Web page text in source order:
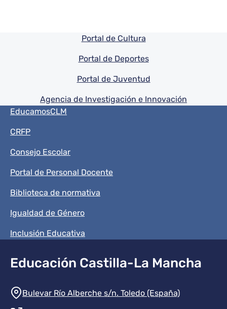
Pie de pagina información
Portal de Cultura
Portal de Deportes
Portal de Juventud
Agencia de Investigación e Innovación
Menú del pie
EducamosCLM
CRFP
Consejo Escolar
Portal de Personal Docente
Biblioteca de normativa
Igualdad de Género
Inclusión Educativa
Educación Castilla-La Mancha
Información de la institución
Bulevar Río Alberche s/n. Toledo (España)